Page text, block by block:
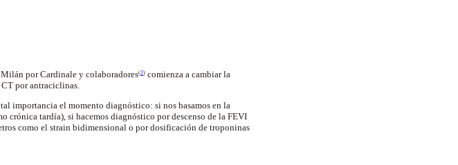
por Cardinale y colaboradores(2) comienza a cambiar la
por antraciclinas.
importancia el momento diagnóstico: si nos basamos en la
crónica tardía), si hacemos diagnóstico por descenso de la FEVI
como el strain bidimensional o por dosificación de troponinas